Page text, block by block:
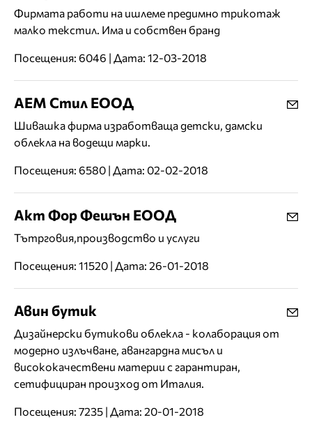
Фирмата работи на ишлеме предимно трикотаж
малко текстил. Има и собствен бранд
Посещения: 6046 | Дата: 12-03-2018
АЕМ Стил ЕООД
Шивашка фирма изработваща детски, дамски
облекла на водещи марки.
Посещения: 6580 | Дата: 02-02-2018
Акт Фор Фешън ЕООД
Тътрговия,производство и услуги
Посещения: 11520 | Дата: 26-01-2018
Авин бутик
Дизайнерски бутикови облекла - колаборация от
модерно излъчване, авангардна мисъл и
висококачествени материи с гарантиран,
сетифициран произход от Италия.
Посещения: 7235 | Дата: 20-01-2018